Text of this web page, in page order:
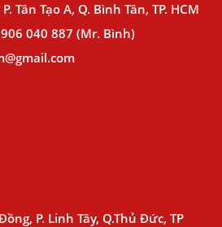
Tân Tạo A, Q. Bình Tân, TP. HCM
040 887 (Mr. Bình)
P. Linh Tây, Q.Thủ Đức, TP